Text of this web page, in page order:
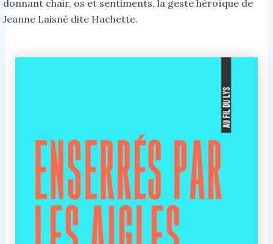
donnant chair, os et sentiments, la geste héroïque de
Jeanne Laisné dite Hachette.